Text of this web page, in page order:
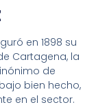
en 1898 su
Cartagena, la
de
bien hecho,
en el sector.